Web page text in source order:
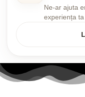
Ne-ar ajuta
experiența ta